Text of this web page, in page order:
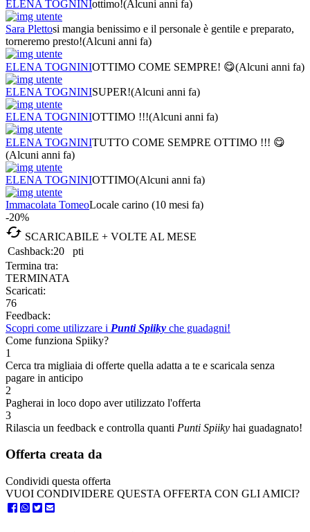
ELENA TOGNINIottimo!(Alcuni anni fa)
Sara Plettosi mangia benissimo e il personale è gentile e preparato,
torneremo presto!(Alcuni anni fa)
ELENA TOGNINIOTTIMO COME SEMPRE! 😋(Alcuni anni fa)
ELENA TOGNINISUPER!(Alcuni anni fa)
ELENA TOGNINIOTTIMO !!!(Alcuni anni fa)
ELENA TOGNINITUTTO COME SEMPRE OTTIMO !!! 😋
(Alcuni anni fa)
ELENA TOGNINIOTTIMO(Alcuni anni fa)
Immacolata TomeoLocale carino (10 mesi fa)
-20%
 SCARICABILE + VOLTE AL MESE
Cashback:20
pti
Termina tra:
TERMINATA
Scaricati:
76
Feedback:
Scopri come utilizzare i Punti Spiiky che guadagni!
Come funziona Spiiky?
1
Cerca tra migliaia di offerte quella adatta a te e scaricala senza
pagare in anticipo
2
Pagherai in loco dopo aver utilizzato l'offerta
3
Rilascia un feedback e controlla quanti Punti Spiiky hai guadagnato!
Offerta creata da
Condividi questa offerta
VUOI CONDIVIDERE QUESTA OFFERTA CON GLI AMICI?